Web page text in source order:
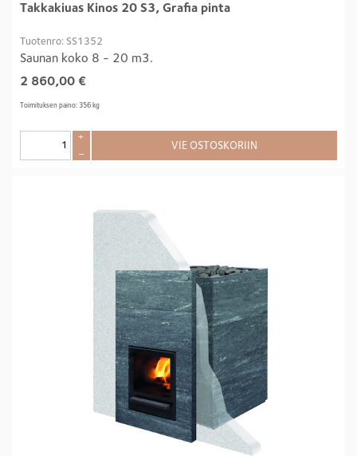
Takkakiuas Kinos 20 S3, Grafia pinta
Tuotenro: SS1352
Saunan koko 8 - 20 m3.
2 860,00 €
Toimituksen paino: 356 kg
+
–
VIE OSTOSKORIIN